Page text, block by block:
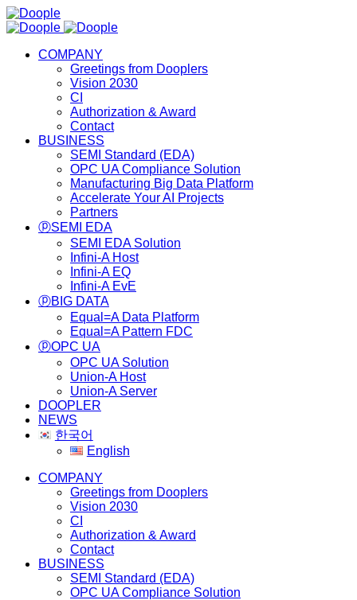
COMPANY
Greetings from Dooplers
Vision 2030
CI
Authorization & Award
Contact
BUSINESS
SEMI Standard (EDA)
OPC UA Compliance Solution
Manufacturing Big Data Platform
Accelerate Your AI Projects
Partners
ⓟSEMI EDA
SEMI EDA Solution
Infini-A Host
Infini-A EQ
Infini-A EvE
ⓟBIG DATA
Equal=A Data Platform
Equal=A Pattern FDC
ⓟOPC UA
OPC UA Solution
Union-A Host
Union-A Server
DOOPLER
NEWS
한국어
English
COMPANY
Greetings from Dooplers
Vision 2030
CI
Authorization & Award
Contact
BUSINESS
SEMI Standard (EDA)
OPC UA Compliance Solution